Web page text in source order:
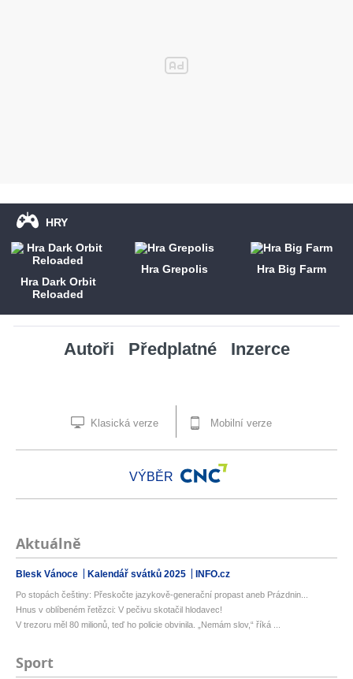
HRY
Hra Dark Orbit
Reloaded
Hra Grepolis Hra Big Farm
Autoři Předplatné Inzerce
Klasická verze Mobilní verze
VÝBĚR
Aktuálně
Blesk Vánoce Kalendář svátků 2025 INFO.cz
Po stopách češtiny: Přeskočte jazykově-generační propast aneb Prázdnin...
Hnus v oblíbeném řetězci: V pečivu skotačil hlodavec!
V trezoru měl 80 milionů, teď ho policie obvinila. „Nemám slov,“ říká ...
Sport